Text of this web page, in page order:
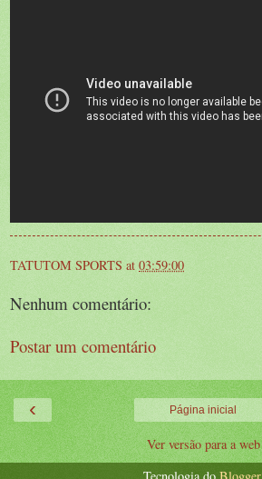
TATUTOM SPORTS at 03:59:00
Nenhum comentário:
Postar um comentário
‹ Página inicial
Ver versão para a web